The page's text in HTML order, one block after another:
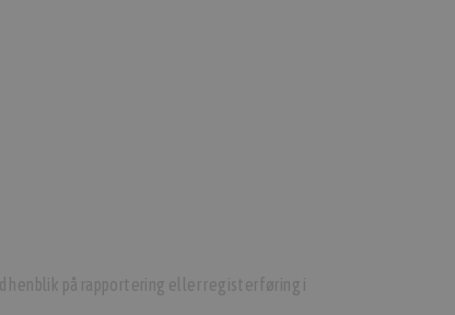
henblik på rapportering eller registerføring i